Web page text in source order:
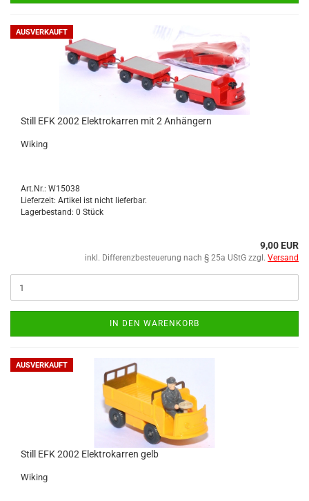
AUSVERKAUFT
Still EFK 2002 Elek­tro­kar­ren mit 2 An­hän­gern
Wi­king
Art.Nr.: W15038
Lieferzeit: Artikel ist nicht lieferbar.
Lagerbestand: 0 Stück
9,00 EUR
inkl. Differenzbesteuerung nach § 25a UStG zzgl. Versand
IN DEN WARENKORB
AUSVERKAUFT
Still EFK 2002 Elek­tro­kar­ren gelb
Wi­king